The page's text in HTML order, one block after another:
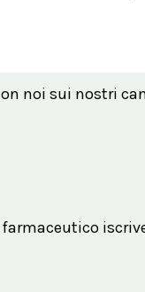
noi sui nostri